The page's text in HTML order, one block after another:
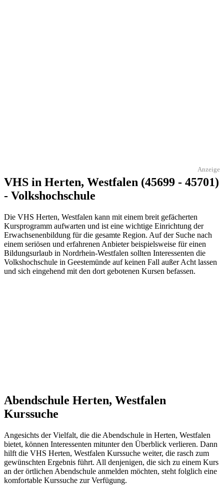
Anzeige
VHS in Herten, Westfalen (45699 - 45701)
- Volkshochschule
Die VHS Herten, Westfalen kann mit einem breit gefächerten
Kursprogramm aufwarten und ist eine wichtige Einrichtung der
Erwachsenenbildung für die gesamte Region. Auf der Suche nach
einem seriösen und erfahrenen Anbieter beispielsweise für einen
Bildungsurlaub in Nordrhein-Westfalen sollten Interessenten die
Volkshochschule in Geestemünde auf keinen Fall außer Acht lassen
und sich eingehend mit den dort gebotenen Kursen befassen.
Abendschule Herten, Westfalen
Kurssuche
Angesichts der Vielfalt, die die Abendschule in Herten, Westfalen
bietet, können Interessenten mitunter den Überblick verlieren. Dann
hilft die VHS Herten, Westfalen Kurssuche weiter, die rasch zum
gewünschten Ergebnis führt. All denjenigen, die sich zu einem Kurs
an der örtlichen Abendschule anmelden möchten, steht folglich eine
komfortable Kurssuche zur Verfügung.